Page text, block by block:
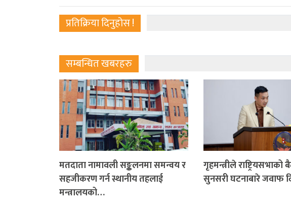
प्रतिक्रिया दिनुहोस !
सम्बन्धित खबरहरु
मतदाता नामावली सङ्कलनमा समन्वय र
सहजीकरण गर्न स्थानीय तहलाई
मन्त्रालयको…
गृहमन्त्रीले
सुनसरी घटनाबारे जवाफ